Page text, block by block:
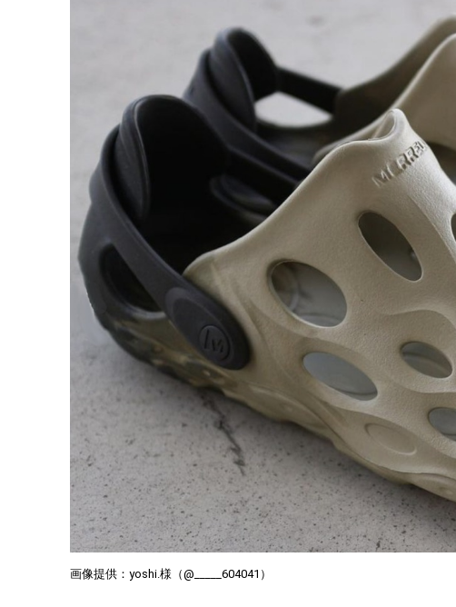
画像提供：yoshi.様（@_____604041）